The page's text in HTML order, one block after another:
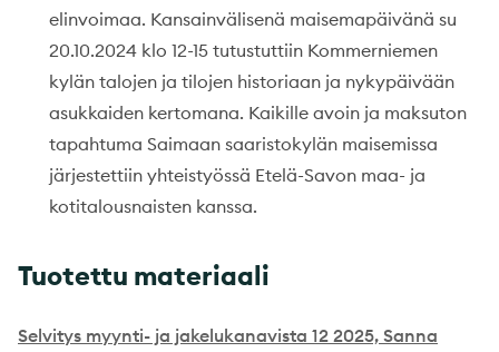
elinvoimaa. Kansainvälisenä maisemapäivänä su
20.10.2024 klo 12-15 tutustuttiin Kommerniemen
kylän talojen ja tilojen historiaan ja nykypäivään
asukkaiden kertomana. Kaikille avoin ja maksuton
tapahtuma Saimaan saaristokylän maisemissa
järjestettiin yhteistyössä Etelä-Savon maa- ja
kotitalousnaisten kanssa.
Tuotettu materiaali
Selvitys myynti- ja jakelukanavista 12 2025, Sanna